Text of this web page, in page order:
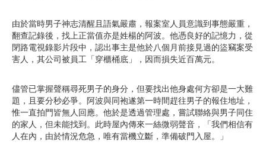
由於當時男子神志清醒且語氣嚴肅，報案室人員意識到事態嚴重，
翻查記錄後，找上正當值亦是姓楊的阿波。他憑良好的記憶力，從
閉路電視錄影片段中，認出事主是他於八個月前接見過的盜竊案受
害人，其公司被員工「穿櫃桶底」，因而損失近百萬元。
儘管已掌握聲稱尋死男子的身分，但要找出他身處何方卻是一大難
題，且要分秒必爭。阿波與同袍遂第一時間趕往男子的報住地址，
惟一直拍門皆無人回應。他於是透過管理處，嘗試聯絡與男子同住
的家人，但未能找到。此時屋內傳來一絲微弱聲音，「我們相信有
人在內，由於情況危急，唯有當機立斷，準備破門入屋。」